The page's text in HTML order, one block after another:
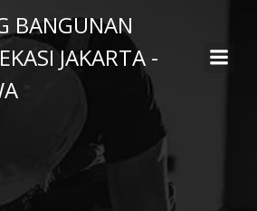
to
content
BANGUNAN
JAKARTA -